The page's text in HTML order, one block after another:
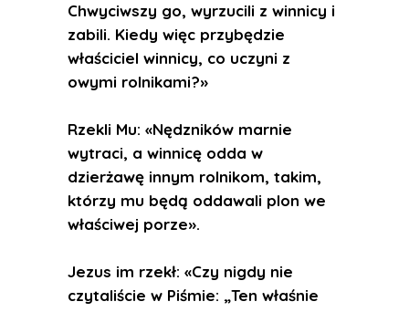
Chwyciwszy go, wyrzucili z winnicy i
zabili. Kiedy więc przybędzie
właściciel winnicy, co uczyni z
owymi rolnikami?»
Rzekli Mu: «Nędzników marnie
wytraci, a winnicę odda w
dzierżawę innym rolnikom, takim,
którzy mu będą oddawali plon we
właściwej porze».
Jezus im rzekł: «Czy nigdy nie
czytaliście w Piśmie: „Ten właśnie